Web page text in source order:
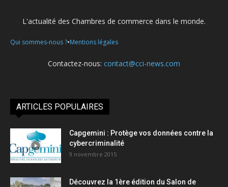
L'actualité des Chambres de commerce dans le monde.
Qui sommes-nous ?•Mentions légales
Contactez-nous: contact@cci-news.com
ARTICLES POPULAIRES
Capgemini : Protège vos données contre la
cybercriminalité
9 novembre 2015
Découvrez la 1ère édition du Salon de